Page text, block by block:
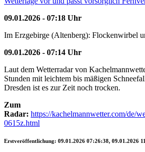
09.01.2026 - 07:18 Uhr
Im Erzgebirge (Altenberg): Flockenwirbel
09.01.2026 - 07:14 Uhr
Laut dem Wetterradar von
Stunden mit leichtem bis mäßigen
Dresden ist es zur Zeit noch trocken.
Zum
Radar: https://kachelmannwetter.com/de/
0615z.html
Erstveröffentlichung: 09.01.2026 07:26:38, 09.01.2026